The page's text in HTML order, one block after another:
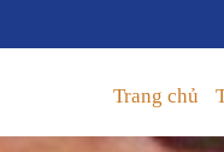
Trang chủ